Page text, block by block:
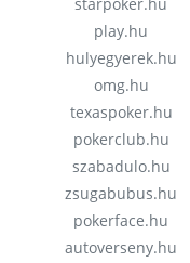
play.hu
hulyegyerek.hu
omg.hu
texaspoker.hu
pokerclub.hu
szabadulo.hu
zsugabubus.hu
pokerface.hu
autoverseny.hu